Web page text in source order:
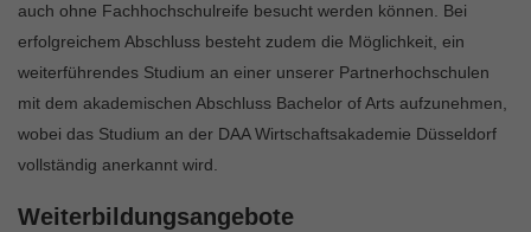
auch ohne Fachhochschulreife besucht werden können. Bei
erfolgreichem Abschluss besteht zudem die Möglichkeit, ein
weiterführendes Studium an einer unserer Partnerhochschulen
mit dem akademischen Abschluss Bachelor of Arts aufzunehmen,
wobei das Studium an der DAA Wirtschaftsakademie Düsseldorf
vollständig anerkannt wird.
Weiterbildungsangebote